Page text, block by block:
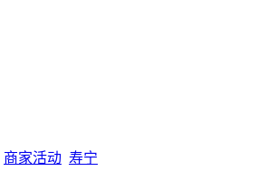
商家活动 寿宁